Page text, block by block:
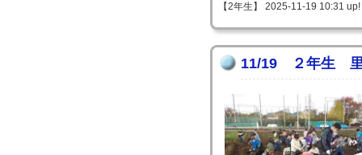
【2年生】 2025-11-19 10:31 up!
11/19 ２年生 里